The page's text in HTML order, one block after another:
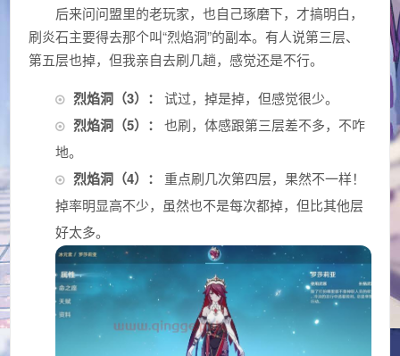
后来问问盟里的老玩家，也自己琢磨下，才搞明白，
刷炎石主要得去那个叫“烈焰洞”的副本。有人说第三层、
第五层也掉，但我亲自去刷几趟，感觉还是不行。
烈焰洞（3）： 试过，掉是掉，但感觉很少。
烈焰洞（5）：
也刷，体感跟第三层差不多，不咋
地。
烈焰洞（4）：
重点刷几次第四层，果然不一样！
掉率明显高不少，虽然也不是每次都掉，但比其他层
好太多。